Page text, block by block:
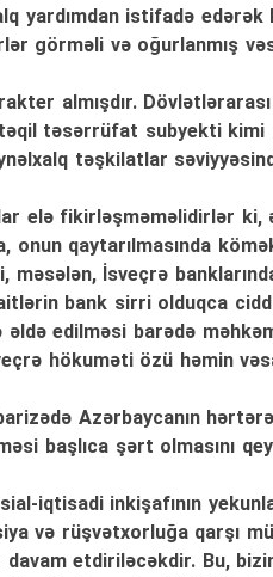
yardımdan istifadə edərək
görməli və oğurlanmış
almışdır.
təsərrüfat subyekti
təşkilatlar
elə fikirləşməməlidirlər
onun qaytarılmasında
İsveçrə
bank sirri olduqca
edilməsi barədə
hökuməti özü həmin
Azərbaycanın
başlıca şərt olmasını
iqtisadi inkişafının
və rüşvətxorluğa qarşı
etdiriləcəkdir. Bu,